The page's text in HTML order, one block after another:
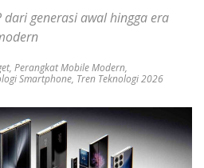
generasi awal hingga era
, Perangkat Mobile Modern,
Smartphone, Tren Teknologi 2026